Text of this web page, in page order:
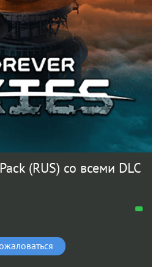
(RUS) со всеми DLC